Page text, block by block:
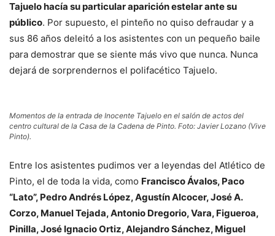
Tajuelo hacía su particular aparición estelar ante su
público. Por supuesto, el pinteño no quiso defraudar y a
sus 86 años deleitó a los asistentes con un pequeño baile
para demostrar que se siente más vivo que nunca. Nunca
dejará de sorprendernos el polifacético Tajuelo.
Momentos de la entrada de Inocente Tajuelo en el salón de actos del
centro cultural de la Casa de la Cadena de Pinto. Foto: Javier Lozano (Vive
Pinto).
Entre los asistentes pudimos ver a leyendas del Atlético de
Pinto, el de toda la vida, como Francisco Ávalos, Paco
“Lato”, Pedro Andrés López, Agustín Alcocer, José A.
Corzo, Manuel Tejada, Antonio Dregorio, Vara, Figueroa,
Pinilla, José Ignacio Ortiz, Alejandro Sánchez, Miguel